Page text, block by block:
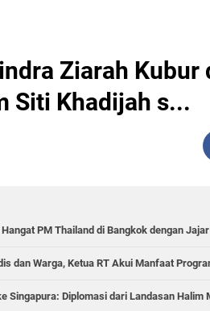
Ziarah
Siti Khadijah s...
PM Thailand di Bangkok dengan
dan Warga, Ketua RT Akui Manfaat
Singapura: Diplomasi dari Landasan Halim